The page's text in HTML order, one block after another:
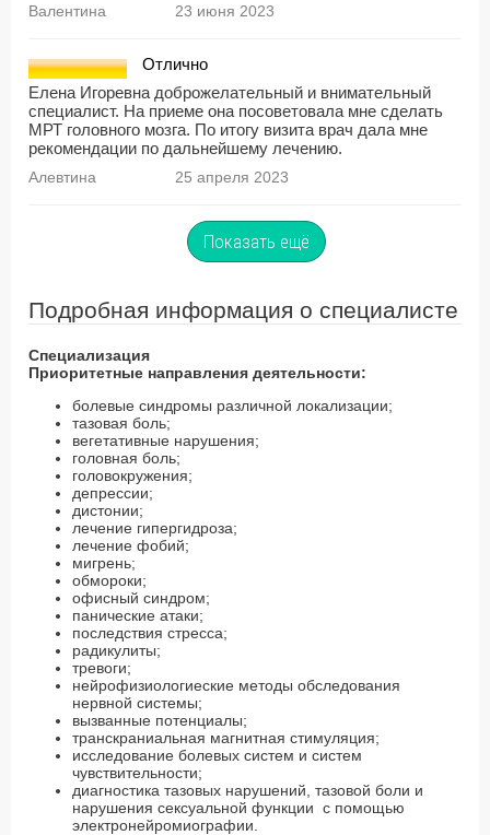
Валентина 23 июня 2023
Отлично
Елена Игоревна доброжелательный и внимательный
специалист. На приеме она посоветовала мне сделать
МРТ головного мозга. По итогу визита врач дала мне
рекомендации по дальнейшему лечению.
Алевтина 25 апреля 2023
Показать ещё
Подробная информация о специалисте
Специализация
Приоритетные направления деятельности:
болевые синдромы различной локализации;
тазовая боль;
вегетативные нарушения;
головная боль;
головокружения;
депрессии;
дистонии;
лечение гипергидроза;
лечение фобий;
мигрень;
обмороки;
офисный синдром;
панические атаки;
последствия стресса;
радикулиты;
тревоги;
нейрофизиологиеские методы обследования
нервной системы;
вызванные потенциалы;
транскраниальная магнитная стимуляция;
исследование болевых систем и систем
чувствительности;
диагностика тазовых нарушений, тазовой боли и
нарушения сексуальной функции с помощью
электронейромиографии.